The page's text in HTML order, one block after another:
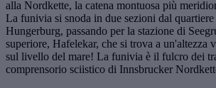
alla Nordkette, la catena montuosa più
La funivia si snoda in due sezioni dal
Hungerburg, passando per la stazione di
superiore, Hafelekar, che si trova a un'altezza
sul livello del mare! La funivia è il fulcro dei
comprensorio sciistico di Innsbrucker